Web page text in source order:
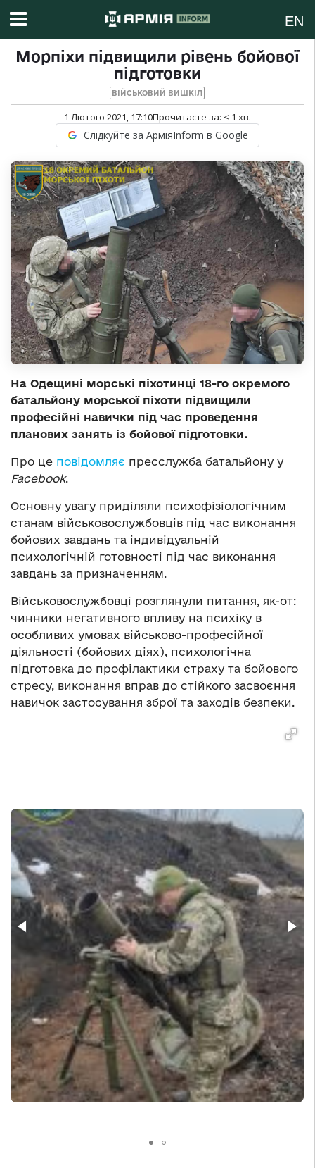
EN
Морпіхи підвищили рівень бойової
підготовки
ВІЙСЬКОВИЙ ВИШКІЛ
1 Лютого 2021, 17:10Прочитаєте за: < 1 хв.
Слідкуйте за АрміяInform в Google
На Одещині морські піхотинці 18-го окремого
батальйону морської піхоти підвищили
професійні навички під час проведення
планових занять із бойової підготовки.
Про це повідомляє пресслужба батальйону у
Facebook.
Основну увагу приділяли психофізіологічним
станам військовослужбовців під час виконання
бойових завдань та індивідуальній
психологічній готовності під час виконання
завдань за призначенням.
Військовослужбовці розглянули питання, як-от:
чинники негативного впливу на психіку в
особливих умовах військово-професійної
діяльності (бойових діях), психологічна
підготовка до профілактики страху та бойового
стресу, виконання вправ до стійкого засвоєння
навичок застосування зброї та заходів безпеки.